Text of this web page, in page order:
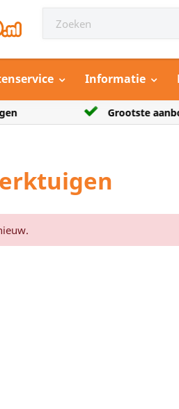
Informatie
Grootste aanbod